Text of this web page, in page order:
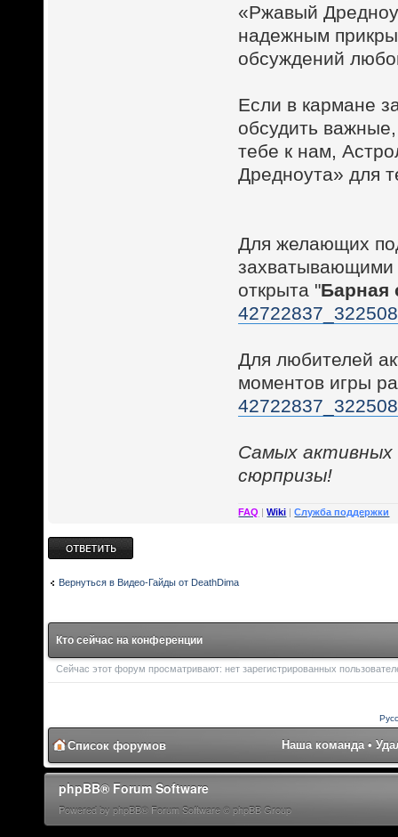
«Ржавый
надежным
обсуждений
Если в кармане
обсудить
тебе к нам,
Дредноута» для
Для желающих
захватывающими
открыта "Барная
Для любителей
моментов игры
Cамых
сюрпризы!
FAQ |Wiki |Служба поддержки
Ответить
Вернуться в Видео-Гайды от DeathDima
Кто сейчас на конференции
Сейчас этот форум просматривают: нет зарегистрированных
Список форумов Наша команда •
phpBB® Forum Software
Powered by phpBB® Forum Software © phpBB Group